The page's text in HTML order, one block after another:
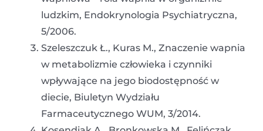
ludzkim, Endokrynologia Psychiatryczna,
5/2006.
Szeleszczuk Ł., Kuras M., Znaczenie wapnia
w metabolizmie człowieka i czynniki
wpływające na jego biodostępność w
diecie, Biuletyn Wydziału
Farmaceutycznego WUM, 3/2014.